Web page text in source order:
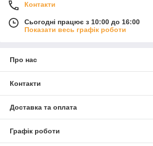
Контакти
Сьогодні працює з 10:00 до 16:00
Показати весь графік роботи
Про нас
Контакти
Доставка та оплата
Графік роботи